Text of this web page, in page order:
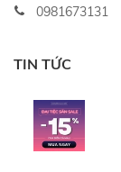
0981673131
TIN TỨC